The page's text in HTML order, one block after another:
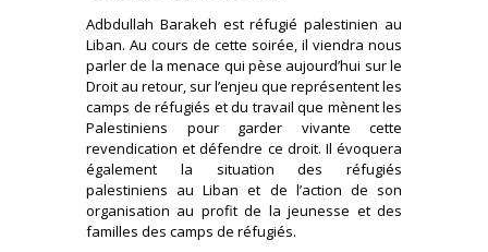
Adbdullah Barakeh est réfugié palestinien au
Liban. Au cours de cette soirée, il viendra nous
parler de la menace qui pèse aujourd’hui sur le
Droit au retour, sur l’enjeu que représentent les
camps de réfugiés et du travail que mènent les
Palestiniens pour garder vivante cette
revendication et défendre ce droit. Il évoquera
également la situation des réfugiés
palestiniens au Liban et de l’action de son
organisation au profit de la jeunesse et des
familles des camps de réfugiés.